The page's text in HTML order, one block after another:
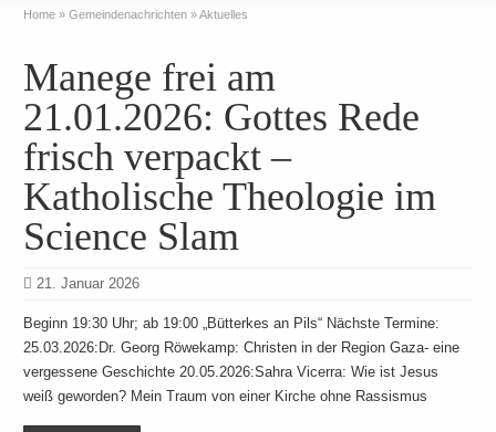
Home » Gemeindenachrichten »Aktuelles
Manege frei am
21.01.2026: Gottes Rede
frisch verpackt –
Katholische Theologie im
Science Slam
21. Januar 2026
Beginn 19:30 Uhr; ab 19:00 „Bütterkes an Pils“ Nächste Termine:
25.03.2026:Dr. Georg Röwekamp: Christen in der Region Gaza- eine
vergessene Geschichte 20.05.2026:Sahra Vicerra: Wie ist Jesus
weiß geworden? Mein Traum von einer Kirche ohne Rassismus